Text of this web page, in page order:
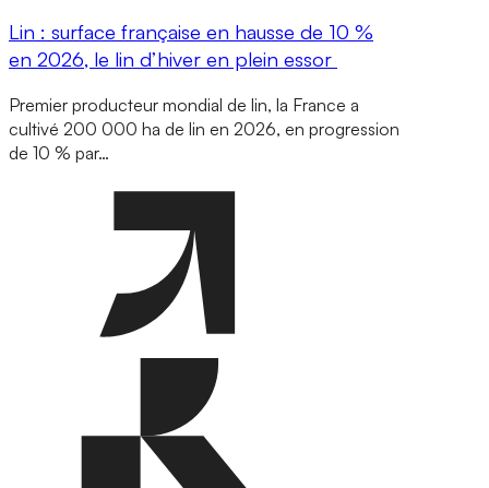
Lin : surface française en hausse de 10 %
en 2026, le lin d’hiver en plein essor
Premier producteur mondial de lin, la France a
cultivé 200 000 ha de lin en 2026, en progression
de 10 % par…